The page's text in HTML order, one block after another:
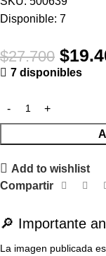
Disponible: 7
$27.700 $
7 disponibles
Add to wishlist
Compartir
🔎 Importante
La imagen publicada